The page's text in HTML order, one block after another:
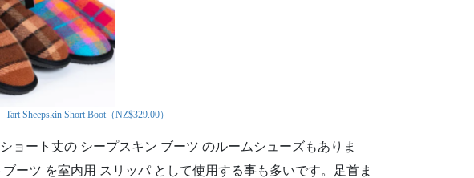
Tart Sheepskin Short Boot（NZ$329.00）
ョート丈の シープスキン ブーツ のルームシューズもありま
ーツ を室内用 スリッパ として使用する事も多いです。足首ま